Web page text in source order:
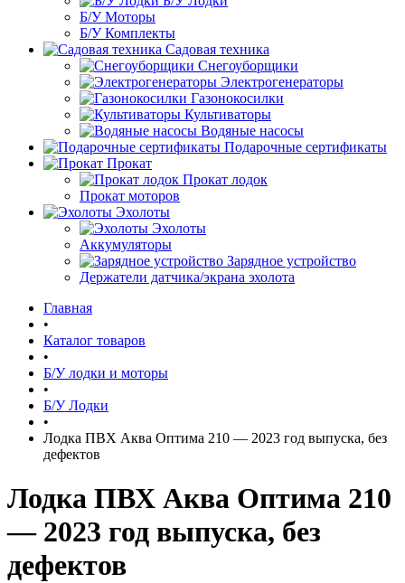
Б/У Моторы
Б/У Комплекты
Садовая техника
Снегоуборщики
Электрогенераторы
Газонокосилки
Культиваторы
Водяные насосы
Подарочные сертификаты
Прокат
Прокат лодок
Прокат моторов
Эхолоты
Эхолоты
Аккумуляторы
Зарядное устройство
Держатели датчика/экрана эхолота
Главная
•
Каталог товаров
•
Б/У лодки и моторы
•
Б/У Лодки
•
Лодка ПВХ Аква Оптима 210 — 2023 год выпуска, без
дефектов
Лодка ПВХ Аква Оптима 210
— 2023 год выпуска, без
дефектов